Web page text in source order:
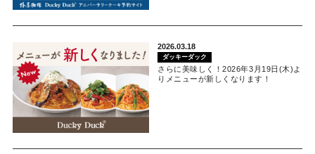
2026.03.18
ダッキーダック
さらに美味しく！2026年3月19日(木)よ
りメニューが新しくなります！